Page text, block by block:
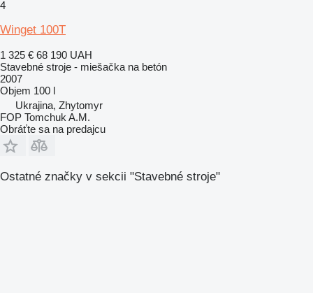
4
Winget 100T
1 325 € 68 190 UAH
Stavebné stroje - miešačka na betón
2007
Objem 100 l
Ukrajina, Zhytomyr
FOP Tomchuk A.M.
Obráťte sa na predajcu
Ostatné značky v sekcii "Stavebné stroje"